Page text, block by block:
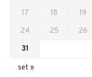
17
18 19
24
25 26
31
set »